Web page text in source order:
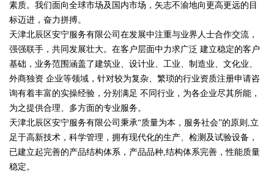
素质。我们面向全球市场及国内市场，矢志不渝地向更高更远的目
标迈进，奋力拼搏。
天津北辰区安宁服务有限公司在发展中注重与业界人士合作交流，
强强联手，共同发展壮大。在客户层面中力求广泛 建立稳定的客户
基础，业务范围涵盖了建筑业、设计业、工业、制造业、文化业、
外商独资 企业等领域，针对较为复杂、繁琐的行业资质注册申请咨
询有着丰富的实操经验，分别满足 不同行业，为各企业尽其所能，
为之提供合理、多方面的专业服务。
天津北辰区安宁服务有限公司秉承“质量为本，服务社会”的原则,立
足于高新技术，科学管理，拥有现代化的生产、检测及试验设备，
已建立起完善的产品结构体系，产品品种,结构体系完善，性能质量
稳定。